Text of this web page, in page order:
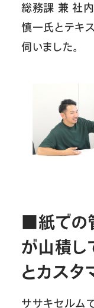
総務課 兼 社
慎一氏とテキ
伺いました。
■紙での
が山積
とカスタ
ササキセルム